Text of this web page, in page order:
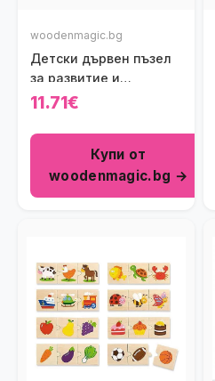
woodenmagic.bg
Детски дървен пъзел
за развитие и
еволюция - Кокошка
11.71€
Купи от
woodenmagic.bg →